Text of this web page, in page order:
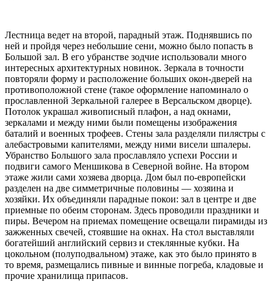
Лестница ведет на второй, парадный этаж. Поднявшись по
ней и пройдя через небольшие сени, можно было попасть в
Большой зал. В его убранстве зодчие использовали много
интересных архитектурных новинок. Зеркала в точности
повторяли форму и расположение больших окон-дверей на
противоположной стене (такое оформление напоминало о
прославленной Зеркальной галерее в Версальском дворце).
Потолок украшал живописный плафон, а над окнами,
зеркалами и между ними были помещены изображения
баталий и военных трофеев. Стены зала разделяли пилястры с
алебастровыми капителями, между ними висели шпалеры.
Убранство Большого зала прославляло успехи России и
подвиги самого Меншикова в Северной войне. На втором
этаже жили сами хозяева дворца. Дом был по-европейски
разделен на две симметричные половины — хозяина и
хозяйки. Их объединяли парадные покои: зал в центре и две
приемные по обеим сторонам. Здесь проводили праздники и
пиры. Вечером на приемах помещение освещали пирамиды из
зажженных свечей, стоявшие на окнах. На стол выставляли
богатейший английский сервиз и стеклянные кубки. На
цокольном (полуподвальном) этаже, как это было принято в
то время, размещались пивные и винные погреба, кладовые и
прочие хранилища припасов.